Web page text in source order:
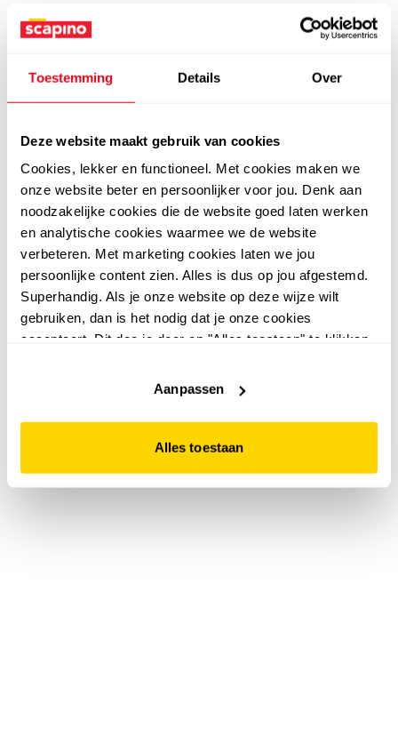
Toestemming Details Over
Deze website maakt gebruik van cookies
Cookies, lekker en functioneel. Met cookies maken we
onze website beter en persoonlijker voor jou. Denk aan
noodzakelijke cookies die de website goed laten werken
en analytische cookies waarmee we de website
verbeteren. Met marketing cookies laten we jou
persoonlijke content zien. Alles is dus op jou afgestemd.
Superhandig. Als je onze website op deze wijze wilt
gebruiken, dan is het nodig dat je onze cookies
accepteert. Dit doe je door op "Alles toestaan" te klikken.
website niet optimaal functioneert.
Aanpassen
Alles toestaan